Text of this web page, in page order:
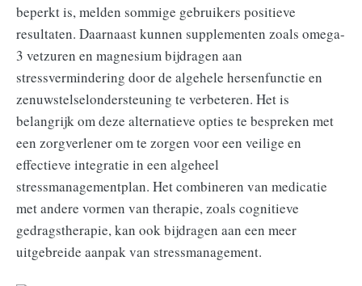
beperkt is, melden sommige gebruikers positieve
resultaten. Daarnaast kunnen supplementen zoals omega-
3 vetzuren en magnesium bijdragen aan
stressvermindering door de algehele hersenfunctie en
zenuwstelselondersteuning te verbeteren. Het is
belangrijk om deze alternatieve opties te bespreken met
een zorgverlener om te zorgen voor een veilige en
effectieve integratie in een algeheel
stressmanagementplan. Het combineren van medicatie
met andere vormen van therapie, zoals cognitieve
gedragstherapie, kan ook bijdragen aan een meer
uitgebreide aanpak van stressmanagement.